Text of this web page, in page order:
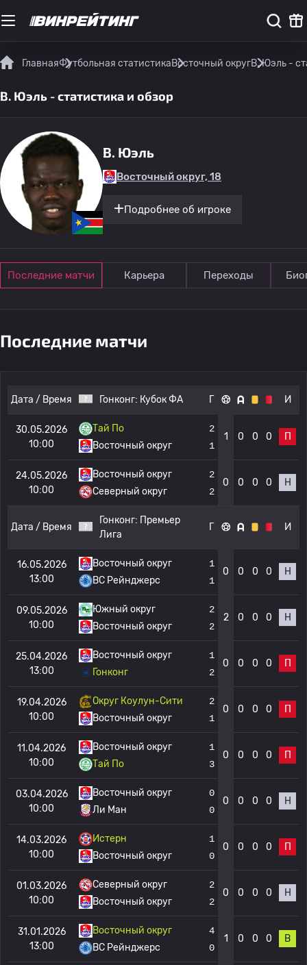
ГлавнаяФутбольная статистикаВосточный округВ. Юэль -
В. Юэль - статистика и обзор
В. Юэль
Восточный округ, 18
Подробнее об игроке
Последние матчи Карьера Переходы
Последние матчи
Дата / Время Гонконг: Кубок ФА Г И
30.05.2026
10:00
Тай По
Восточный округ
2
1
1 0 0 0 П
24.05.2026
10:00
Восточный округ
Северный округ
2
2
0 0 0 0 Н
Дата / Время
Гонконг: Премьер
Лига
Г И
16.05.2026
13:00
Восточный округ
BC Рейнджерс
1
1
0 0 0 0 Н
09.05.2026
10:00
Южный округ
Восточный округ
2
2
2 0 0 0 Н
25.04.2026
13:00
Восточный округ
Гонконг
1
2
0 0 0 0 П
19.04.2026
10:00
Округ Коулун-Сити
Восточный округ
2
1
0 0 0 0 П
11.04.2026
10:00
Восточный округ
Тай По
1
3
0 0 0 0 П
03.04.2026
10:00
Восточный округ
Ли Ман
0
0
0 0 0 0 Н
14.03.2026
10:00
Истерн
Восточный округ
1
0
0 0 0 0 П
01.03.2026
10:00
Северный округ
Восточный округ
2
2
0 0 0 0 Н
31.01.2026
13:00
Восточный округ
BC Рейнджерс
4
0
1 0 0 0 В